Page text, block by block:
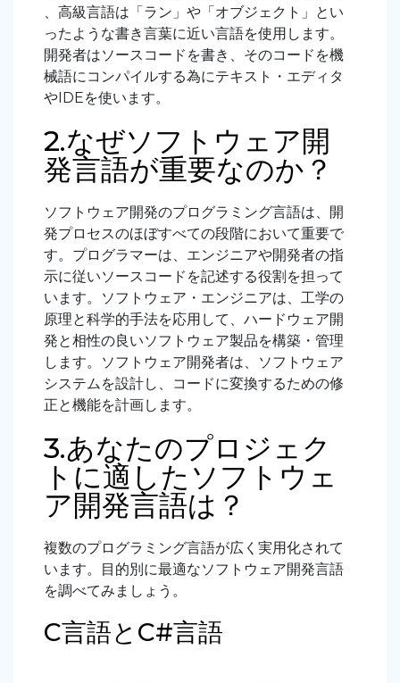
、高級言語は「ラン」や「オブジェクト」とい
ったような書き言葉に近い言語を使用します。
開発者はソースコードを書き、そのコードを機
械語にコンパイルする為にテキスト・エディタ
やIDEを使います。
2.なぜソフトウェア開
発言語が重要なのか？
ソフトウェア開発のプログラミング言語は、開
発プロセスのほぼすべての段階において重要で
す。プログラマーは、エンジニアや開発者の指
示に従いソースコードを記述する役割を担って
います。ソフトウェア・エンジニアは、工学の
原理と科学的手法を応用して、ハードウェア開
発と相性の良いソフトウェア製品を構築・管理
します。ソフトウェア開発者は、ソフトウェア
システムを設計し、コードに変換するための修
正と機能を計画します。
3.あなたのプロジェク
トに適したソフトウェ
ア開発言語は？
複数のプログラミング言語が広く実用化されて
います。目的別に最適なソフトウェア開発言語
を調べてみましょう。
C言語とC#言語